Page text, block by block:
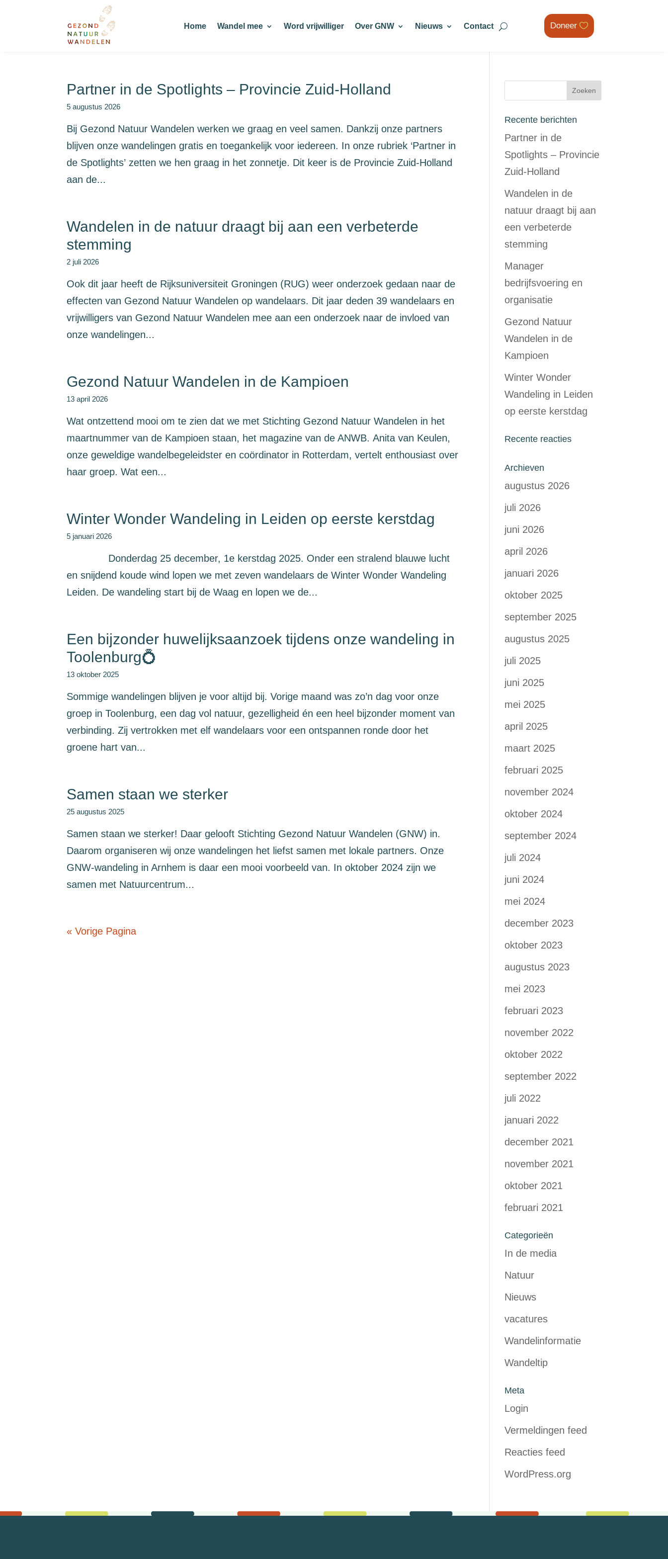
Home Wandel mee Word vrijwilliger Over GNW Nieuws Contact Doneer
Partner in de Spotlights – Provincie Zuid-Holland
5 augustus 2026
Bij Gezond Natuur Wandelen werken we graag en veel samen. Dankzij onze partners
blijven onze wandelingen gratis en toegankelijk voor iedereen. In onze rubriek ‘Partner in
de Spotlights’ zetten we hen graag in het zonnetje. Dit keer is de Provincie Zuid-Holland
aan de...
Wandelen in de natuur draagt bij aan een verbeterde
stemming
2 juli 2026
Ook dit jaar heeft de Rijksuniversiteit Groningen (RUG) weer onderzoek gedaan naar de
effecten van Gezond Natuur Wandelen op wandelaars. Dit jaar deden 39 wandelaars en
vrijwilligers van Gezond Natuur Wandelen mee aan een onderzoek naar de invloed van
onze wandelingen...
Gezond Natuur Wandelen in de Kampioen
13 april 2026
Wat ontzettend mooi om te zien dat we met Stichting Gezond Natuur Wandelen in het
maartnummer van de Kampioen staan, het magazine van de ANWB. Anita van Keulen,
onze geweldige wandelbegeleidster en coördinator in Rotterdam, vertelt enthousiast over
haar groep. Wat een...
Winter Wonder Wandeling in Leiden op eerste kerstdag
5 januari 2026
Donderdag 25 december, 1e kerstdag 2025. Onder een stralend blauwe lucht
en snijdend koude wind lopen we met zeven wandelaars de Winter Wonder Wandeling
Leiden. De wandeling start bij de Waag en lopen we de...
Een bijzonder huwelijksaanzoek tijdens onze wandeling in
Toolenburg💍
13 oktober 2025
Sommige wandelingen blijven je voor altijd bij. Vorige maand was zo’n dag voor onze
groep in Toolenburg, een dag vol natuur, gezelligheid én een heel bijzonder moment van
verbinding. Zij vertrokken met elf wandelaars voor een ontspannen ronde door het
groene hart van...
Samen staan we sterker
25 augustus 2025
Samen staan we sterker! Daar gelooft Stichting Gezond Natuur Wandelen (GNW) in.
Daarom organiseren wij onze wandelingen het liefst samen met lokale partners. Onze
GNW-wandeling in Arnhem is daar een mooi voorbeeld van. In oktober 2024 zijn we
samen met Natuurcentrum...
« Vorige Pagina
Recente berichten
Partner in de
Spotlights – Provincie
Zuid-Holland
Wandelen in de
natuur draagt bij aan
een verbeterde
stemming
Manager
bedrijfsvoering en
organisatie
Gezond Natuur
Wandelen in de
Kampioen
Winter Wonder
Wandeling in Leiden
op eerste kerstdag
Recente reacties
Archieven
augustus 2026
juli 2026
juni 2026
april 2026
januari 2026
oktober 2025
september 2025
augustus 2025
juli 2025
juni 2025
mei 2025
april 2025
maart 2025
februari 2025
november 2024
oktober 2024
september 2024
juli 2024
juni 2024
mei 2024
december 2023
oktober 2023
augustus 2023
mei 2023
februari 2023
november 2022
oktober 2022
september 2022
juli 2022
januari 2022
december 2021
november 2021
oktober 2021
februari 2021
Categorieën
In de media
Natuur
Nieuws
vacatures
Wandelinformatie
Wandeltip
Meta
Login
Vermeldingen feed
Reacties feed
WordPress.org